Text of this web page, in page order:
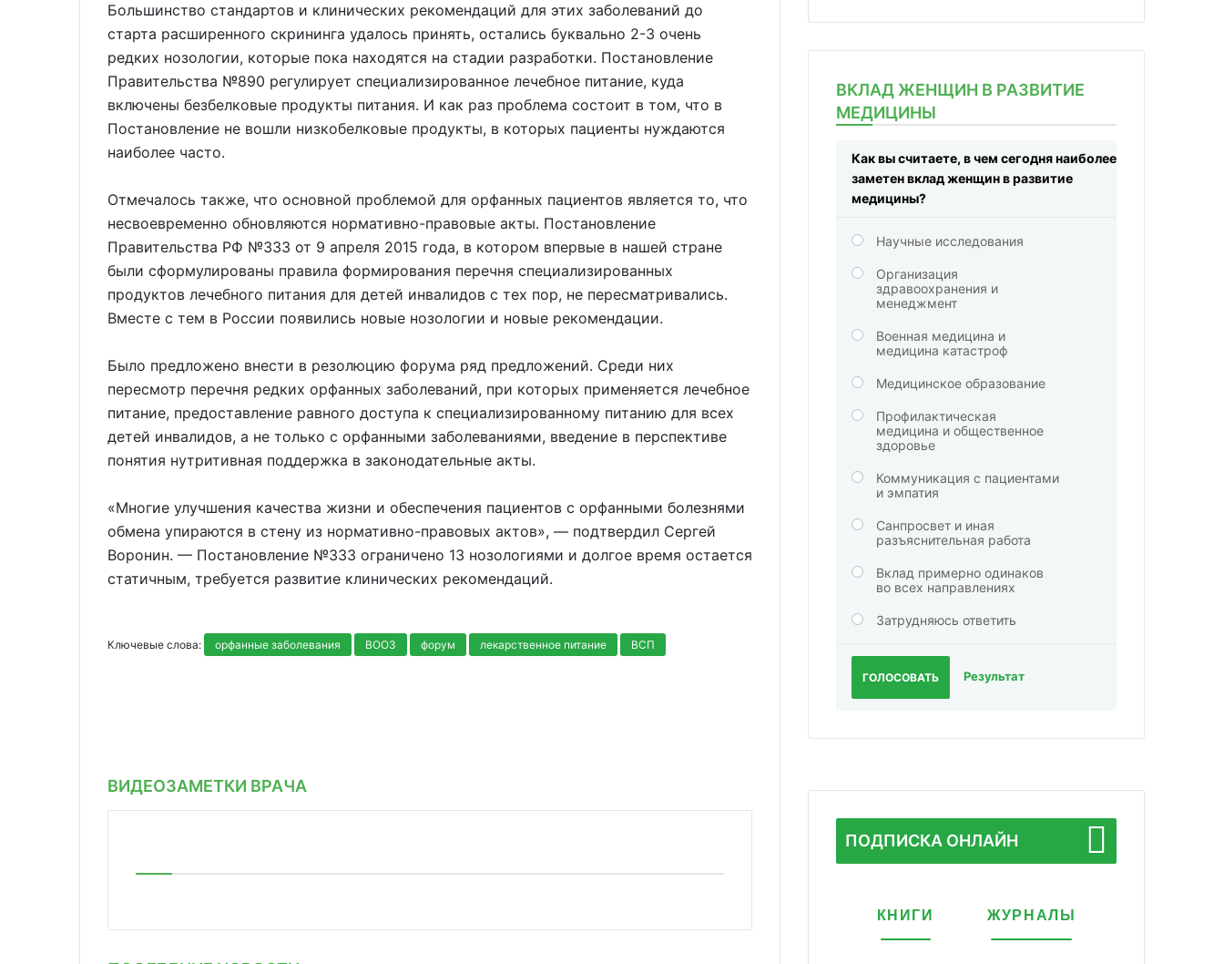
Большинство стандартов и клинических рекомендаций для этих заболеваний до
старта расширенного скрининга удалось принять, остались буквально 2-3 очень
редких нозологии, которые пока находятся на стадии разработки. Постановление
Правительства №890 регулирует специализированное лечебное питание, куда
включены безбелковые продукты питания. И как раз проблема состоит в том, что в
Постановление не вошли низкобелковые продукты, в которых пациенты нуждаются
наиболее часто.
Отмечалось также, что основной проблемой для орфанных пациентов является то, что
несвоевременно обновляются нормативно-правовые акты. Постановление
Правительства РФ №333 от 9 апреля 2015 года, в котором впервые в нашей стране
были сформулированы правила формирования перечня специализированных
продуктов лечебного питания для детей инвалидов с тех пор, не пересматривались.
Вместе с тем в России появились новые нозологии и новые рекомендации.
Было предложено внести в резолюцию форума ряд предложений. Среди них
пересмотр перечня редких орфанных заболеваний, при которых применяется лечебное
питание, предоставление равного доступа к специализированному питанию для всех
детей инвалидов, а не только с орфанными заболеваниями, введение в перспективе
понятия нутритивная поддержка в законодательные акты.
«Многие улучшения качества жизни и обеспечения пациентов с орфанными болезнями
обмена упираются в стену из нормативно-правовых актов», — подтвердил Сергей
Воронин. — Постановление №333 ограничено 13 нозологиями и долгое время остается
статичным, требуется развитие клинических рекомендаций.
Ключевые слова: орфанные заболевания ВООЗ форум лекарственное питание ВСП
ВИДЕОЗАМЕТКИ ВРАЧА
ВКЛАД ЖЕНЩИН В РАЗВИТИЕ
МЕДИЦИНЫ
Как вы считаете, в чем сегодня наиболее
заметен вклад женщин в развитие
медицины?
Научные исследования
Организация
здравоохранения и
менеджмент
Военная медицина и
медицина катастроф
Медицинское образование
Профилактическая
медицина и общественное
здоровье
Коммуникация с пациентами
и эмпатия
Санпросвет и иная
разъяснительная работа
Вклад примерно одинаков
во всех направлениях
Затрудняюсь ответить
ГОЛОСОВАТЬ Результат
ПОДПИСКА ОНЛАЙН
КНИГИ ЖУРНАЛЫ